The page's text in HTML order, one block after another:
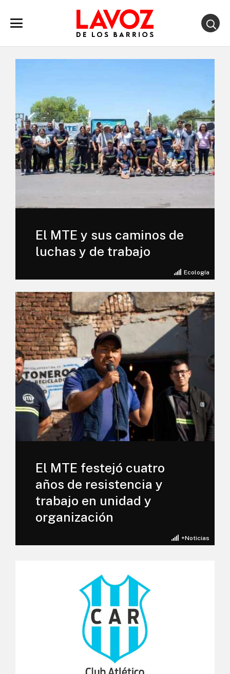
Ecología
El MTE y sus caminos de
luchas y de trabajo
+Noticias
El MTE festejó cuatro
años de resistencia y
trabajo en unidad y
organización